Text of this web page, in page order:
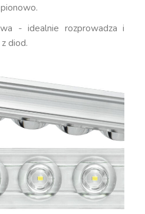
- idealnie rozprowadza i
diod.